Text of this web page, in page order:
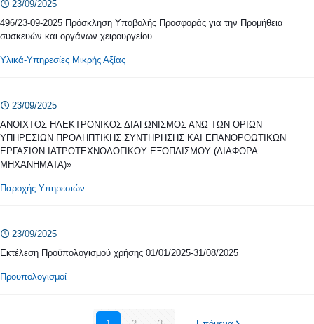
23/09/2025
496/23-09-2025 Πρόσκληση Υποβολής Προσφοράς για την Προμήθεια
συσκευών και οργάνων χειρουργείου
Υλικά-Υπηρεσίες Μικρής Αξίας
23/09/2025
ΑΝΟΙΧΤΟΣ ΗΛΕΚΤΡΟΝΙΚΟΣ ΔΙΑΓΩΝΙΣΜΟΣ ΑΝΩ ΤΩΝ ΟΡΙΩΝ
ΥΠΗΡΕΣΙΩΝ ΠΡΟΛΗΠΤΙΚΗΣ ΣΥΝΤΗΡΗΣΗΣ ΚΑΙ ΕΠΑΝΟΡΘΩΤΙΚΩΝ
ΕΡΓΑΣΙΩΝ ΙΑΤΡΟΤΕΧΝΟΛΟΓΙΚΟΥ ΕΞΟΠΛΙΣΜΟΥ (ΔΙΑΦΟΡΑ
ΜΗΧΑΝΗΜΑΤΑ)»
Παροχής Υπηρεσιών
23/09/2025
Εκτέλεση Προϋπολογισμού χρήσης 01/01/2025-31/08/2025
Προυπολογισμοί